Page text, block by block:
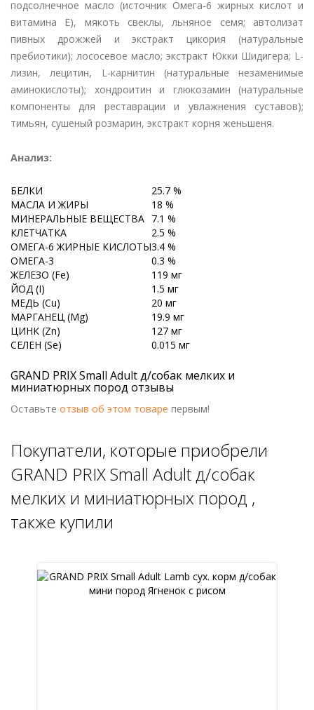
подсолнечное масло (источник Омега-6 жирных кислот и
витамина Е), мякоть свеклы, льняное семя; автолизат
пивных дрожжей и экстракт цикория (натуральные
пребиотики); лососевое масло; экстракт Юкки Шидигера; L-
лизин, лецитин, L-карнитин (натуральные незаменимые
аминокислоты); хондроитин и глюкозамин (натуральные
компоненты для реставрации и увлажнения суставов);
тимьян, сушеный розмарин, экстракт корня женьшеня.
Анализ:
БЕЛКИ
25.7 %
МАСЛА И ЖИРЫ
18 %
МИНЕРАЛЬНЫЕ ВЕЩЕСТВА 7.1 %
КЛЕТЧАТКА
2.5 %
ОМЕГА-6 ЖИРНЫЕ КИСЛОТЫ3.4 %
ОМЕГА-3
0.3 %
ЖЕЛЕЗО (Fe)
119 мг
ЙОД (I)
1.5 мг
МЕДЬ (Cu)
20 мг
МАРГАНЕЦ (Mg)
19.9 мг
ЦИНК (Zn)
127 мг
СЕЛЕН (Se)
0.015 мг
GRAND PRIX Small Adult д/собак мелких и
миниатюрных пород отзывы
Оставьте отзыв об этом товаре первым!
Покупатели, которые приобрели
GRAND PRIX Small Adult д/собак
мелких и миниатюрных пород ,
также купили